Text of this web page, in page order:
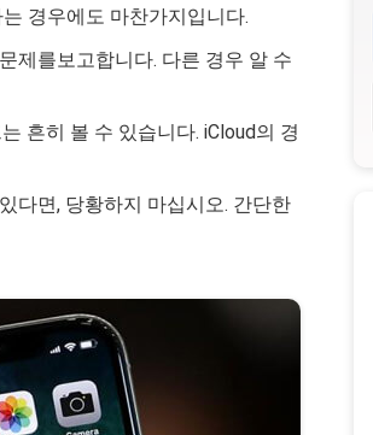
경우에도 마찬가지입니다.
제를보고합니다. 다른 경우 알 수
흔히 볼 수 있습니다. iCloud의 경
다면, 당황하지 마십시오. 간단한